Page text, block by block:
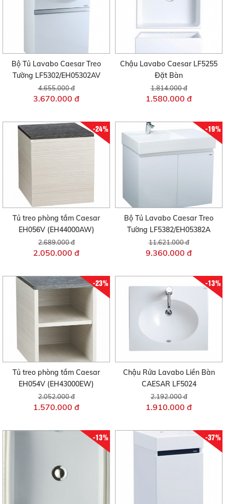
Bộ Tủ Lavabo Caesar Treo
Tường LF5302/EH05302AV
4.655.000 đ
3.670.000 đ
Chậu Lavabo Caesar LF5255
Đặt Bàn
1.814.000 đ
1.580.000 đ
-24%
Tủ treo phòng tắm Caesar
EH056V (EH44000AW)
2.689.000 đ
2.050.000 đ
-19%
Bộ Tủ Lavabo Caesar Treo
Tường LF5382/EH05382A
11.621.000 đ
9.360.000 đ
-23%
Tủ treo phòng tắm Caesar
EH054V (EH43000EW)
2.052.000 đ
1.570.000 đ
-13%
Chậu Rửa Lavabo Liền Bàn
CAESAR LF5024
2.192.000 đ
1.910.000 đ
-13% -37%